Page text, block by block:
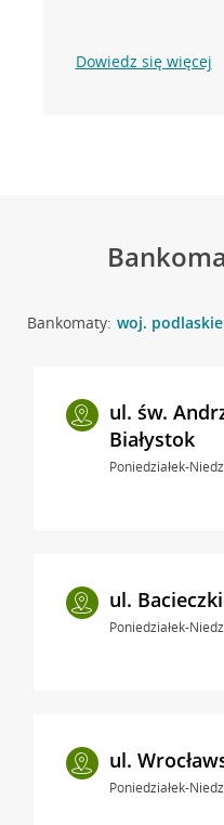
Dowiedz się więcej
Bankomaty: woj. podlaskie
ul. św.
Białystok
Poniedziałek-
ul.
Poniedziałek-
ul.
Poniedziałek-